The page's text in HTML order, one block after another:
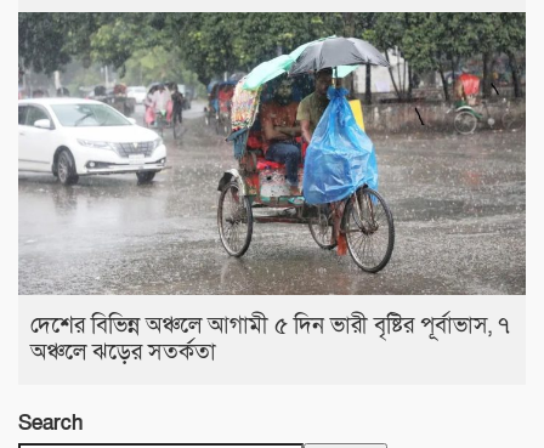
দেশের বিভিন্ন অঞ্চলে আগামী ৫ দিন ভারী বৃষ্টির পূর্বাভাস, ৭
অঞ্চলে ঝড়ের সতর্কতা
Search